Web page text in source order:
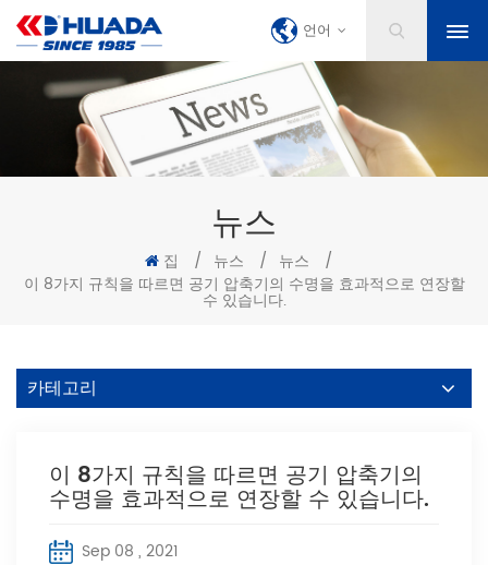
언어
뉴스
집 / 뉴스 / 뉴스
/
이 8가지 규칙을 따르면 공기 압축기의 수명을 효과적으로 연장할
수 있습니다.
카테고리
이 8가지 규칙을 따르면 공기 압축기의
수명을 효과적으로 연장할 수 있습니다.
Sep 08 , 2021